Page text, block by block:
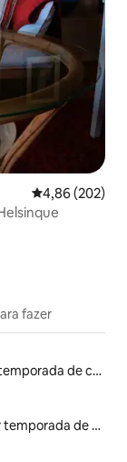
4,86 de uma
4,86 (202)
fazer
Aluguel por temporada de casas de veraneio
Aluguéis por temporada de celeiros